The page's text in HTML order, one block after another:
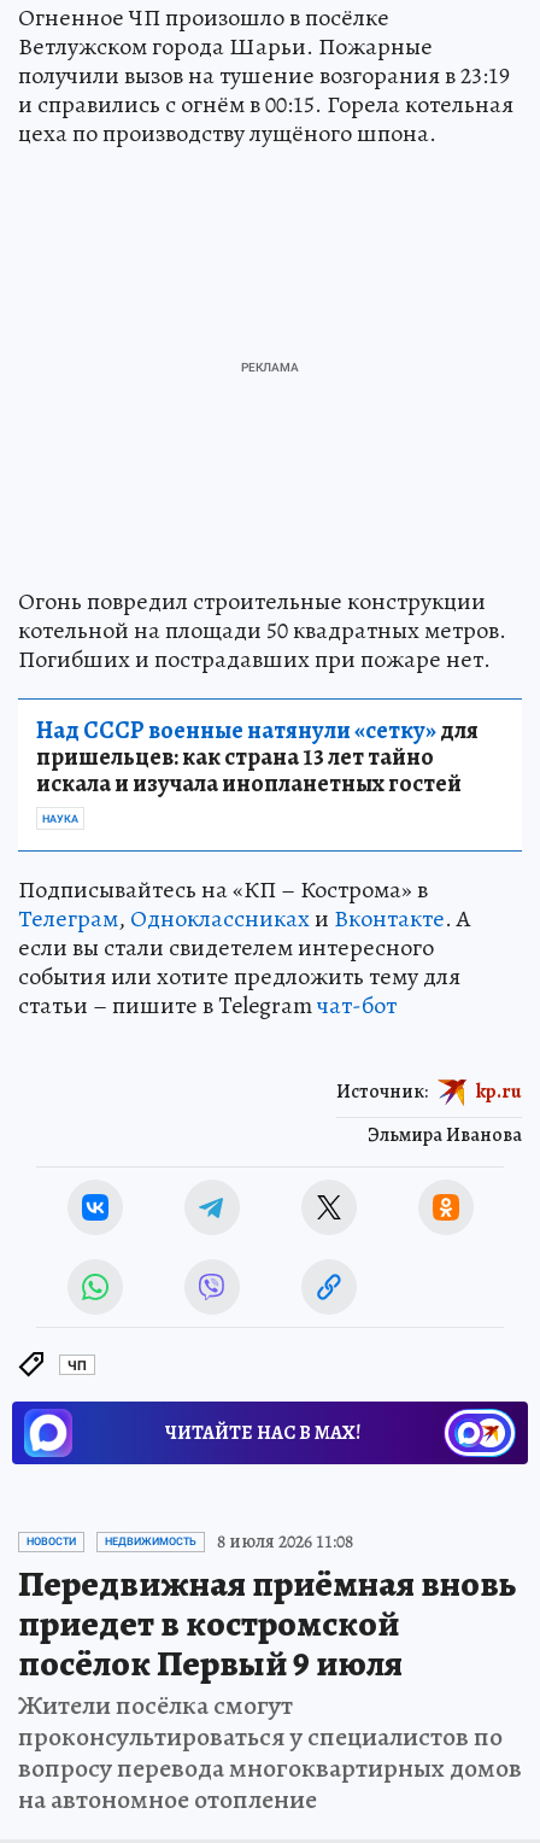
Огненное ЧП произошло в посёлке
Ветлужском города Шарьи. Пожарные
получили вызов на тушение возгорания в 23:19
и справились с огнём в 00:15. Горела котельная
цеха по производству лущёного шпона.
Огонь повредил строительные конструкции
котельной на площади 50 квадратных метров.
Погибших и пострадавших при пожаре нет.
Над СССР военные натянули «сетку»для
пришельцев: как страна 13 лет тайно
искала и изучала инопланетных гостей
НАУКА
Подписывайтесь на «КП – Кострома» в
Телеграм, Одноклассникахи Вконтакте. А
если вы стали свидетелем интересного
события или хотите предложить тему для
статьи – пишите в Telegramчат-бот
Эльмира Иванова
Источник: kp.ru
ЧП
ЧИТАЙТЕ НАС В МАХ!
НОВОСТИ НЕДВИЖИМОСТЬ 8 июля 2026 11:08
Передвижная приёмная вновь
приедет в костромской
посёлок Первый 9 июля
Жители посёлка смогут
проконсультироваться у специалистов по
вопросу перевода многоквартирных домов
на автономное отопление